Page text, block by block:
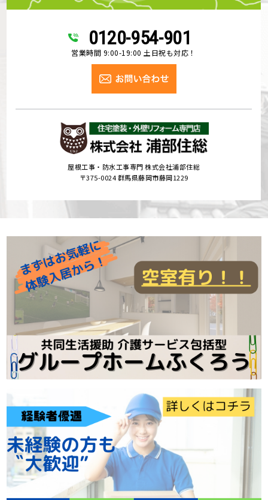
0120-954-901
営業時間 9:00-19:00 土日祝も対応！
屋根工事・防水工事専門 株式会社浦部住総
〒375-0024 群馬県藤岡市藤岡1229